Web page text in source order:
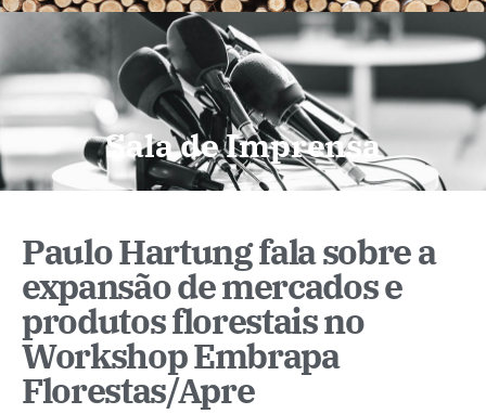
Sala de Imprensa
Paulo Hartung fala sobre a
expansão de mercados e
produtos florestais no
Workshop Embrapa
Florestas/Apre